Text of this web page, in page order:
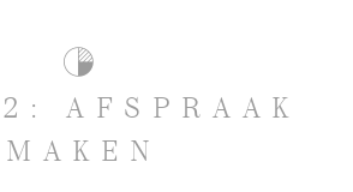
AFSPRAAK
MAKEN